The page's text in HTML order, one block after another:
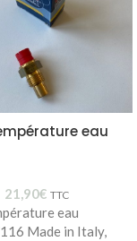
eau
21,90€ TTC
eau
Made in Italy,